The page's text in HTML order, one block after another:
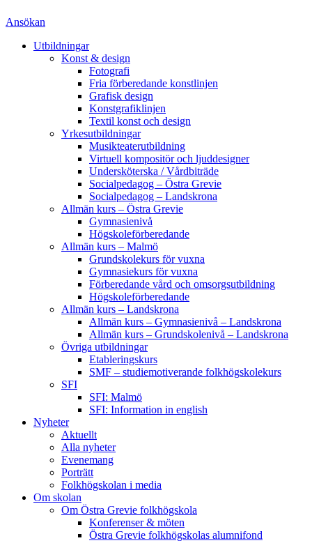
Ansökan
Utbildningar
Konst & design
Fotografi
Fria förberedande konstlinjen
Grafisk design
Konstgrafiklinjen
Textil konst och design
Yrkesutbildningar
Musikteaterutbildning
Virtuell kompositör och ljuddesigner
Undersköterska / Vårdbiträde
Socialpedagog – Östra Grevie
Socialpedagog – Landskrona
Allmän kurs – Östra Grevie
Gymnasienivå
Högskoleförberedande
Allmän kurs – Malmö
Grundskolekurs för vuxna
Gymnasiekurs för vuxna
Förberedande vård och omsorgsutbildning
Högskoleförberedande
Allmän kurs – Landskrona
Allmän kurs – Gymnasienivå – Landskrona
Allmän kurs – Grundskolenivå – Landskrona
Övriga utbildningar
Etableringskurs
SMF – studiemotiverande folkhögskolekurs
SFI
SFI: Malmö
SFI: Information in english
Nyheter
Aktuellt
Alla nyheter
Evenemang
Porträtt
Folkhögskolan i media
Om skolan
Om Östra Grevie folkhögskola
Konferenser & möten
Östra Grevie folkhögskolas alumnifond